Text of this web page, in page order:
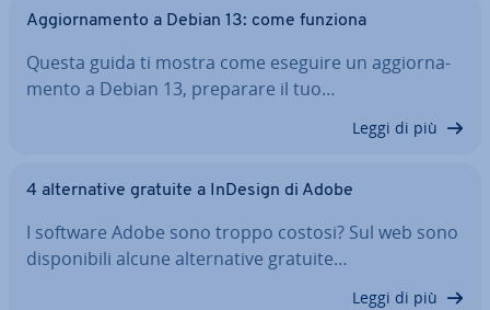
Ag­gior­na­men­to a Debian 13: come funziona
Questa guida ti mostra come eseguire un ag­gior­na­
men­to a Debian 13, preparare il tuo…
Leggi di più
4 al­ter­na­ti­ve gratuite a InDesign di Adobe
I software Adobe sono troppo costosi? Sul web sono
di­spo­ni­bi­li alcune al­ter­na­ti­ve gratuite…
Leggi di più